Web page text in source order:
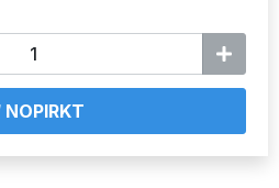
NOPIRKT